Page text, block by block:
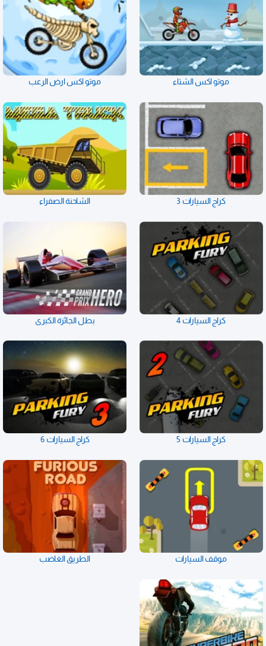
موتو اكس الشتاء موتو اكس ارض الرعب
كراج السيارات 3 الشاحنة الصفراء
كراج السيارات 4 بطل الجائزة الكبرى
كراج السيارات 5 كراج السيارات 6
موقف السيارات الطريق الغاضب